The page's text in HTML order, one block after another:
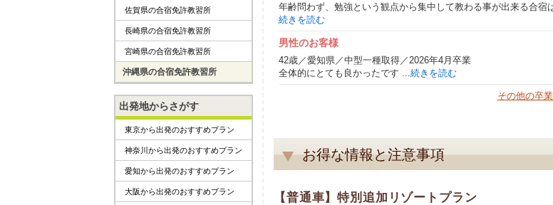
年齢問わず、勉強という観点から集中して教わる事が出来る合
続きを読む
男性のお客様
42歳／愛知県／中型一種取得／2026年4月卒業
全体的にとても良かったです ... 続きを読む
その他の卒
お得な情報と注意事項
【普通車】特別追加リゾートプラン
佐賀県の合宿免許教習所
長崎県の合宿免許教習所
宮崎県の合宿免許教習所
沖縄県の合宿免許教習所
出発地からさがす
東京から出発のおすすめプラン
神奈川から出発のおすすめプラン
愛知から出発のおすすめプラン
大阪から出発のおすすめプラン